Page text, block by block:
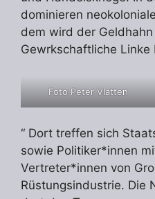
dominieren
dem wird der Geldhahn
Gewrkschaftliche Linke
Foto Peter Vlatten
“ Dort treffen sich
sowie Politiker*innen
Vertreter*innen von
Rüstungsindustrie. Die